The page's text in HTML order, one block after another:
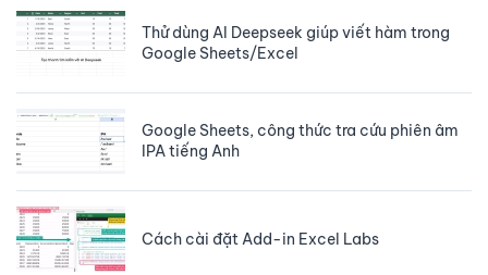
Thử dùng AI Deepseek giúp viết hàm trong
Google Sheets/Excel
Google Sheets, công thức tra cứu phiên âm
IPA tiếng Anh
Cách cài đặt Add-in Excel Labs